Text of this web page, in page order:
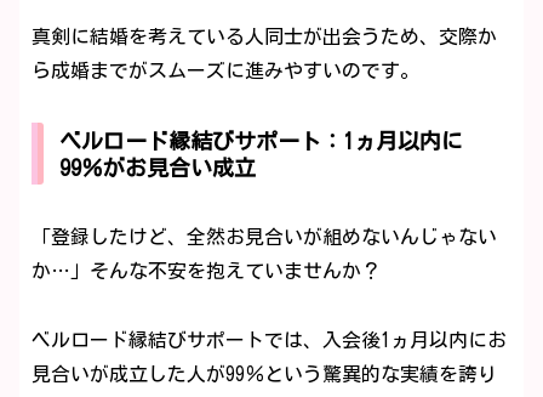
真剣に結婚を考えている人同士が出会うため、交際か
ら成婚までがスムーズに進みやすいのです。
ベルロード縁結びサポート：1ヵ月以内に
99％がお見合い成立
「登録したけど、全然お見合いが組めないんじゃない
か…」そんな不安を抱えていませんか？
ベルロード縁結びサポートでは、入会後1ヵ月以内にお
見合いが成立した人が99％という驚異的な実績を誇り